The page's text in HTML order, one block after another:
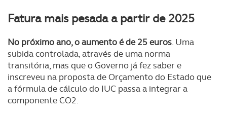
necessário no contexto dos serviços a prestar.
Realçamos que o bloqueio de certo tipo de Cookies e
tecnologias similares pode ter impacto na sua
experiência de navegação no Website e nos serviços
disponibilizados.
Consulte a política de cookies do site.
Fatura mais pesada a partir de 2025
No próximo ano, o aumento é de 25 euros. Uma
subida controlada, através de uma norma
transitória, mas que o Governo já fez saber e
inscreveu na proposta de Orçamento do Estado que
a fórmula de cálculo do IUC passa a integrar a
componente CO2.